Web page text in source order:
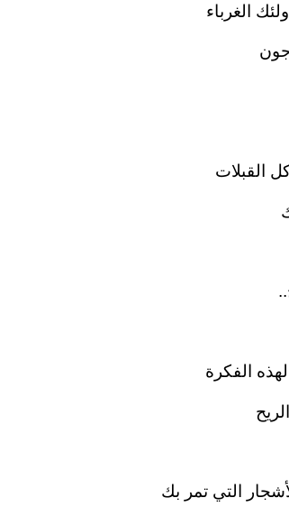
الغرباء‏
القبلات‏
الفكرة‏
التي تمر بك‏